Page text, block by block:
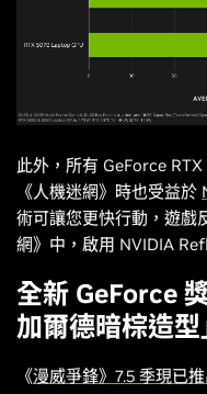
此外，所有 GeForce
《人機迷網》時也受益於
術可讓您更快行動，遊戲
網》中，啟用 NVIDIA
全新 GeForce
加爾德暗棕造型
《漫威爭鋒》7.5 季現已